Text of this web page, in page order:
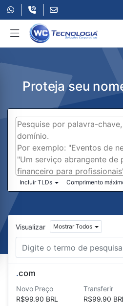
Proteja seu
Incluir TLDs Comprimento
Visualizar Mostrar Todos
.com
Novo Preço
R$99.90 BRL
Transferir
R$99.90 BRL